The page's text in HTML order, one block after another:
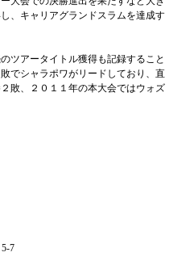
、キャリアグランドスラムを達成す
ツアータイトル獲得も記録すること
でシャラポワがリードしており、直
敗、２０１１年の本大会ではウォズ
7